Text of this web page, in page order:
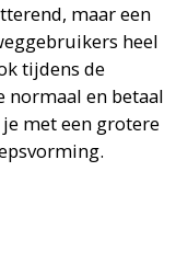
maar een
heel
tijdens de
normaal en betaal
met een grotere